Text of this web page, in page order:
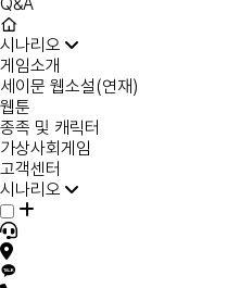
시나리오
게임소개
세이문 웹소설(연재)
웹툰
종족 및 캐릭터
가상사회게임
고객센터
시나리오